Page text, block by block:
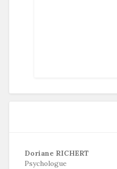
Doriane RICHERT
Psychologue